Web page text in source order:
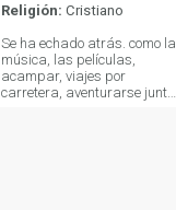
Religión: Cristiano
Se ha echado atrás. como la
música, las películas,
acampar, viajes por
carretera, aventurarse juntos